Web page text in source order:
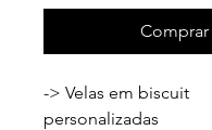
Comprar
-> Velas em biscuit
personalizadas